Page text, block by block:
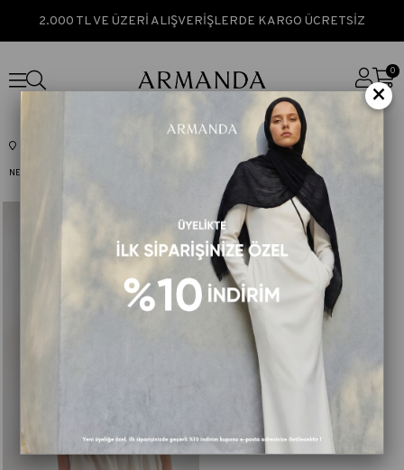
2.000 TL VE ÜZERİ ALIŞVERİŞLERDE KARGO ÜCRETSİZ
0
DESENLİ TWİLL İPEK EŞARP
NEW SEASONS TWILL İPEK EŞARP DESERT DESEN TWILL İPEK EŞARP
×